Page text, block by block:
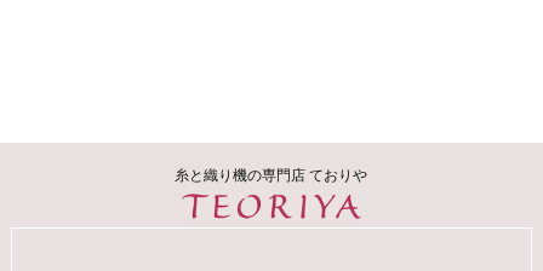
糸と織り機の専門店 ておりや